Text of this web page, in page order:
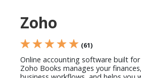
Zoho
★ ★ ★ ★ ★ (61)
Online accounting software built for
Zoho Books manages your